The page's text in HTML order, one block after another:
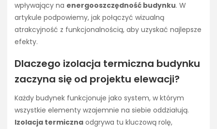
wpływający na energooszczędność budynku. W
artykule podpowiemy, jak połączyć wizualną
atrakcyjność z funkcjonalnością, aby uzyskać najlepsze
efekty.
Dlaczego izolacja termiczna budynku
zaczyna się od projektu elewacji?
Każdy budynek funkcjonuje jako system, w którym
wszystkie elementy wzajemnie na siebie oddziałują.
Izolacja termiczna odgrywa tu kluczową rolę,